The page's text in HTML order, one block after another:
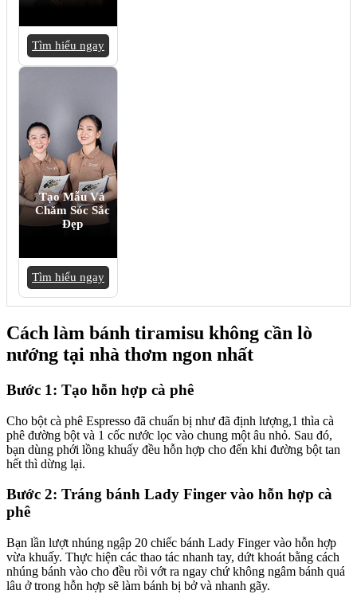
Tìm hiểu ngay
Tạo Mẫu Và
Chăm Sóc Sắc
Đẹp
Tìm hiểu ngay
Cách làm bánh tiramisu không cần lò
nướng tại nhà thơm ngon nhất
Bước 1: Tạo hỗn hợp cà phê
Cho bột cà phê Espresso đã chuẩn bị như đã định lượng,1 thìa cà
phê đường bột và 1 cốc nước lọc vào chung một âu nhỏ. Sau đó,
bạn dùng phới lồng khuấy đều hỗn hợp cho đến khi đường bột tan
hết thì dừng lại.
Bước 2: Tráng bánh Lady Finger vào hỗn hợp cà
phê
Bạn lần lượt nhúng ngập 20 chiếc bánh Lady Finger vào hỗn hợp
vừa khuấy. Thực hiện các thao tác nhanh tay, dứt khoát bằng cách
nhúng bánh vào cho đều rồi vớt ra ngay chứ không ngâm bánh quá
lâu ở trong hỗn hợp sẽ làm bánh bị bở và nhanh gãy.